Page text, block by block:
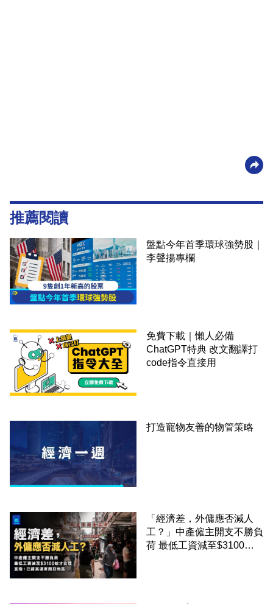
推薦閱讀
盤點今年首季環球強勢股｜
李聲揚專欄
免費下載｜懶人必備
ChatGPT特典 改文翻譯打
code指令直接用
打造寵物友善的物管策略
「經濟差，外傭應否減人
工？」中產僱主開支不勝負
荷 最低工資減至$3100蚊